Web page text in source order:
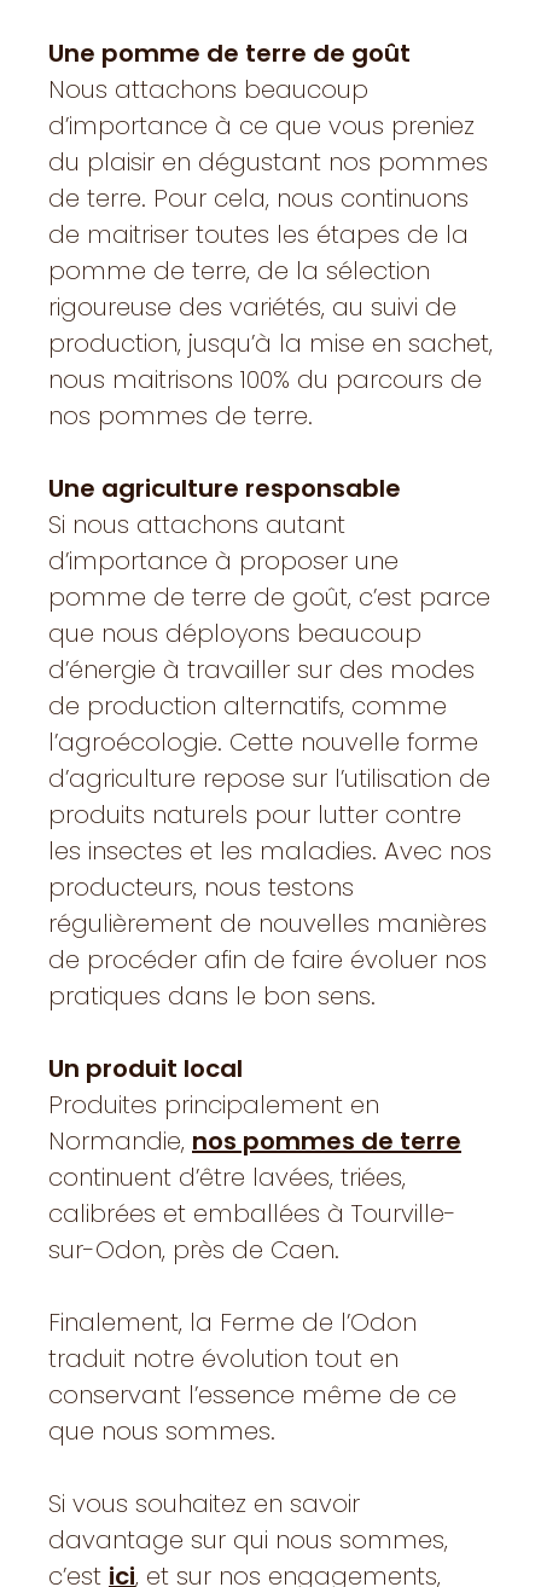
Une pomme de terre de goût
Nous attachons beaucoup
d’importance à ce que vous preniez
du plaisir en dégustant nos pommes
de terre. Pour cela, nous continuons
de maitriser toutes les étapes de la
pomme de terre, de la sélection
rigoureuse des variétés, au suivi de
production, jusqu’à la mise en sachet,
nous maitrisons 100% du parcours de
nos pommes de terre.
Une agriculture responsable
Si nous attachons autant
d’importance à proposer une
pomme de terre de goût, c’est parce
que nous déployons beaucoup
d’énergie à travailler sur des modes
de production alternatifs, comme
l’agroécologie. Cette nouvelle forme
d’agriculture repose sur l’utilisation de
produits naturels pour lutter contre
les insectes et les maladies. Avec nos
producteurs, nous testons
régulièrement de nouvelles manières
de procéder afin de faire évoluer nos
pratiques dans le bon sens.
Un produit local
Produites principalement en
Normandie, nos pommes de terre
continuent d’être lavées, triées,
calibrées et emballées à Tourville-
sur-Odon, près de Caen.
Finalement, la Ferme de l’Odon
traduit notre évolution tout en
conservant l’essence même de ce
que nous sommes.
Si vous souhaitez en savoir
davantage sur qui nous sommes,
c’est ici, et sur nos engagements,